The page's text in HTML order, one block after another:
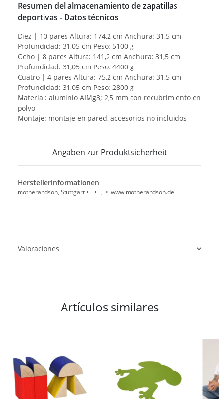
Resumen del almacenamiento de zapatillas
deportivas - Datos técnicos
Diez | 10 pares Altura: 174,2 cm Anchura: 31,5 cm
Profundidad: 31,05 cm Peso: 5100 g
Ocho | 8 pares Altura: 141,2 cm Anchura: 31,5 cm
Profundidad: 31,05 cm Peso: 4400 g
Cuatro | 4 pares Altura: 75,2 cm Anchura: 31,5 cm
Profundidad: 31,05 cm Peso: 2800 g
Material: aluminio AIMg3; 2,5 mm con recubrimiento en
polvo
Montaje: montaje en pared, accesorios no incluidos
Angaben zur Produktsicherheit
Herstellerinformationen
motherandson, Stuttgart • • , • www.motherandson.de
Valoraciones
Artículos similares